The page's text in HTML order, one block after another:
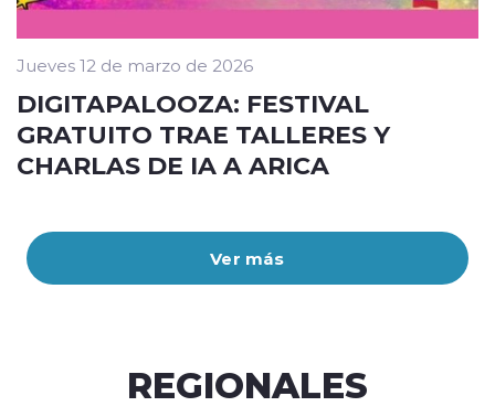
Ver más
Jueves 12 de marzo de 2026
DIGITAPALOOZA: FESTIVAL
GRATUITO TRAE TALLERES Y
CHARLAS DE IA A ARICA
REGIONALES